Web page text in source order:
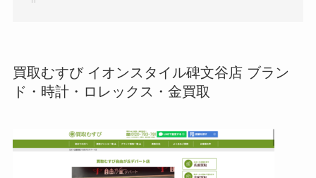
買取むすび イオンスタイル碑文谷店 ブラン
ド・時計・ロレックス・金買取